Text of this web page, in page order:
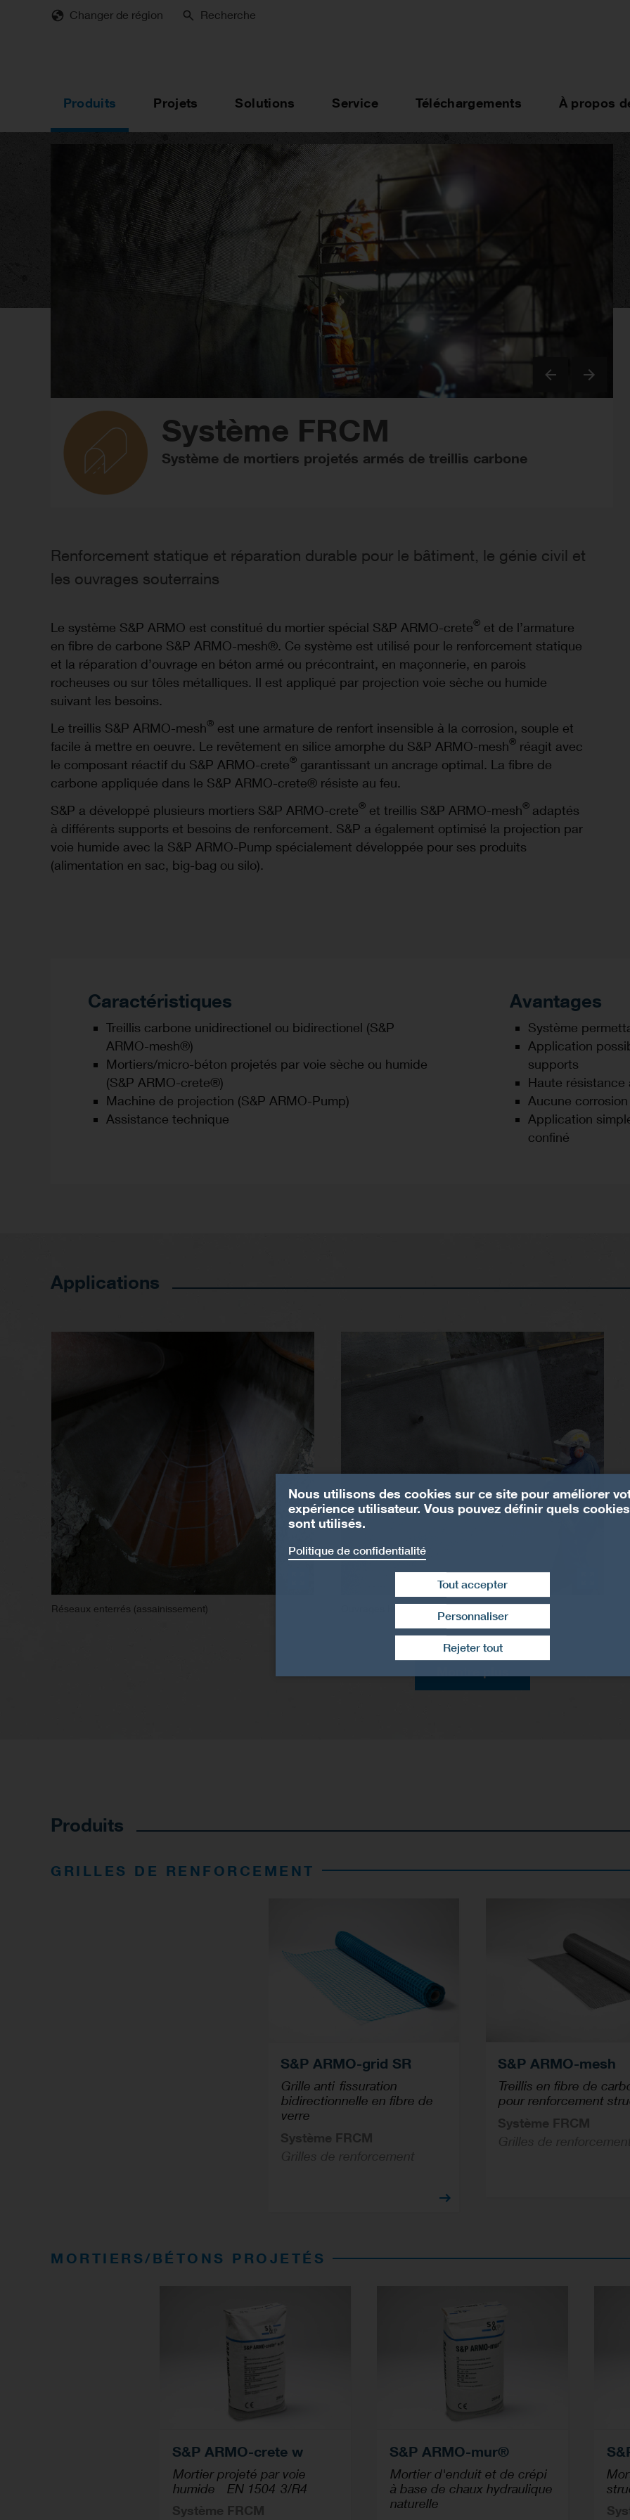
Changer de région Recherche
Produits Projets Solutions Service Téléchargements À propos
Tunnel
FRCM-
System
PreviousNext
Système FRCM
Système de mortiers projetés armés de treillis carbone
Renforcement statique et réparation durable pour le bâtiment, le génie civil et
les ouvrages souterrains
Le système S&P ARMO est constitué du mortier spécial S&P ARMO-crete® et de l’armature
en fibre de carbone S&P ARMO-mesh®. Ce système est utilisé pour le renforcement statique
et la réparation d’ouvrage en béton armé ou précontraint, en maçonnerie, en parois
rocheuses ou sur tôles métalliques. Il est appliqué par projection voie sèche ou humide
suivant les besoins.
Le treillis S&P ARMO-mesh® est une armature de renfort insensible à la corrosion, souple et
facile à mettre en oeuvre. Le revêtement en silice amorphe du S&P ARMO-mesh® réagit avec
le composant réactif du S&P ARMO-crete® garantissant un ancrage optimal. La fibre de
carbone appliquée dans le S&P ARMO-crete® résiste au feu.
S&P a développé plusieurs mortiers S&P ARMO-crete® et treillis S&P ARMO-mesh® adaptés
à différents supports et besoins de renforcement. S&P a également optimisé la projection par
voie humide avec la S&P ARMO-Pump spécialement développée pour ses produits
(alimentation en sac, big-bag ou silo).
Caractéristiques
Treillis carbone unidirectionel ou bidirectionel (S&P
ARMO-mesh®)
Mortiers/micro-béton projetés par voie sèche ou humide
(S&P ARMO-crete®)
Machine de projection (S&P ARMO-Pump)
Assistance technique
Avantages
Système
Application
supports
Haute résistance
Aucune
Application
confiné
Applications
Réseaux enterrés (assainissement)
Produits
GRILLES DE RENFORCEMENT
S&P ARMO-grid SR
Grille anti-fissuration
bidirectionnelle en fibre de
verre
Système FRCM
Grilles de renforcement
S&P ARMO-mesh
Treillis en fibre de
pour renforcement
Système FRCM
Grilles de
MORTIERS/BÉTONS PROJETÉS
S&P ARMO-crete w
Mortier projeté par voie
humide - EN 1504-3/R4
Système FRCM
S&P ARMO-mur®
Mortier d'enduit et de crépi
à base de chaux hydraulique
naturelle
Nous utilisons des cookies sur ce site pour améliorer
expérience utilisateur. Vous pouvez définir quels cookies
sont utilisés.
Politique de confidentialité
Rejeter tout
Tout accepter
Retirer le consentement
Personnaliser